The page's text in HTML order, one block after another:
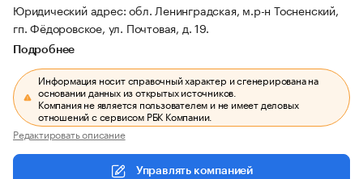
Юридический адрес: обл. Ленинградская, м.р-н Тосненский,
гп. Фёдоровское, ул. Почтовая, д. 19.
Подробнее
Информация носит справочный характер и сгенерирована на
основании данных из открытых источников.
Компания не является пользователем и не имеет деловых
отношений с сервисом РБК Компании.
Редактировать описание
Управлять компанией